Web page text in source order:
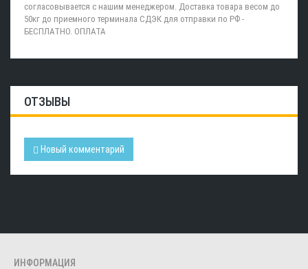
согласовывается с нашим менеджером. Доставка товара весом до
50кг до приемного терминала СДЭК для отправки по РФ -
БЕСПЛАТНО. ОПЛАТА
ОТЗЫВЫ
Новый комментарий
ИНФОРМАЦИЯ